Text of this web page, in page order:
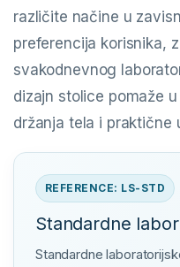
različite načine u
preferencija korisnika,
svakodnevnog
dizajn stolice pomaže
držanja tela i praktične
REFERENCE: LS-STD
Standardne
Standardne